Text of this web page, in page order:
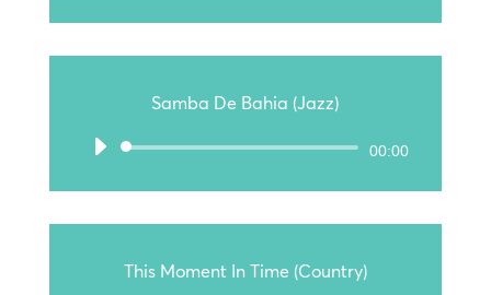
Samba De Bahia (Jazz)
Audio-
00:00
This Moment In Time (Country)